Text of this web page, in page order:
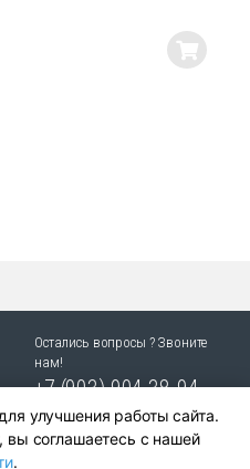
Остались вопросы ? Звоните
нам!
+7 (903) 904 38-94
г. Новосибирск, ул. Степная
25/1 к.1
улучшения работы сайта.
вы соглашаетесь с нашей
.